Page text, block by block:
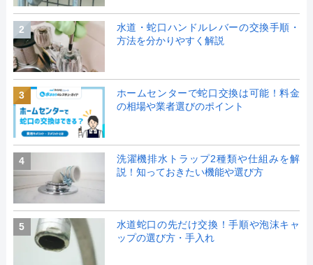
2
水道・蛇口ハンドルレバーの交換手順・
方法を分かりやすく解説
3
ホームセンターで蛇口交換は可能！料金
の相場や業者選びのポイント
4
洗濯機排水トラップ2種類や仕組みを解
説！知っておきたい機能や選び方
5
水道蛇口の先だけ交換！手順や泡沫キャ
ップの選び方・手入れ